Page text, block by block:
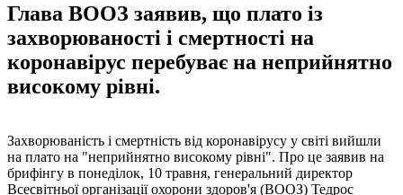
Глава ВООЗ заявив, що плато із
захворюваності і смертності на
коронавірус перебуває на неприйнятно
високому рівні.
Захворюваність і смертність від коронавірусу у світі вийшли
на плато на "неприйнятно високому рівні". Про це заявив на
брифінгу в понеділок, 10 травня, генеральний директор
Всесвітньої організації охорони здоров'я (ВООЗ) Тедрос